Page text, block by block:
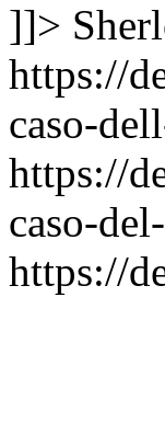
]]>
https://
caso-
https://
caso-
https://